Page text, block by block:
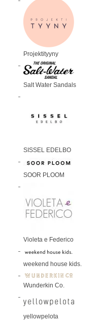
Projektityyny
Salt Water Sandals
SISSEL EDELBO
SOOR PLOOM
Violeta e Federico
weekend house kids.
Wunderkin Co.
yellowpelota